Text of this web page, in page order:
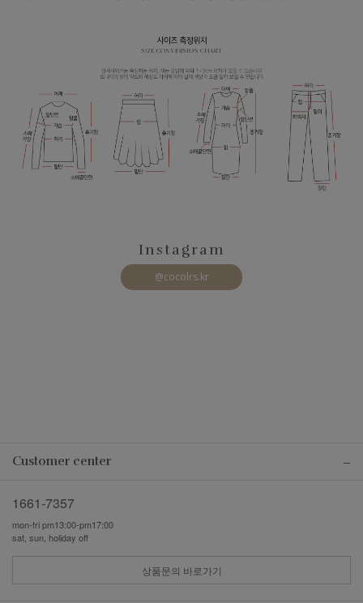
Instagram
@cocolrs.kr
Customer center
1661-7357
mon-fri pm13:00-pm17:00
sat, sun, holiday off
상품문의 바로가기